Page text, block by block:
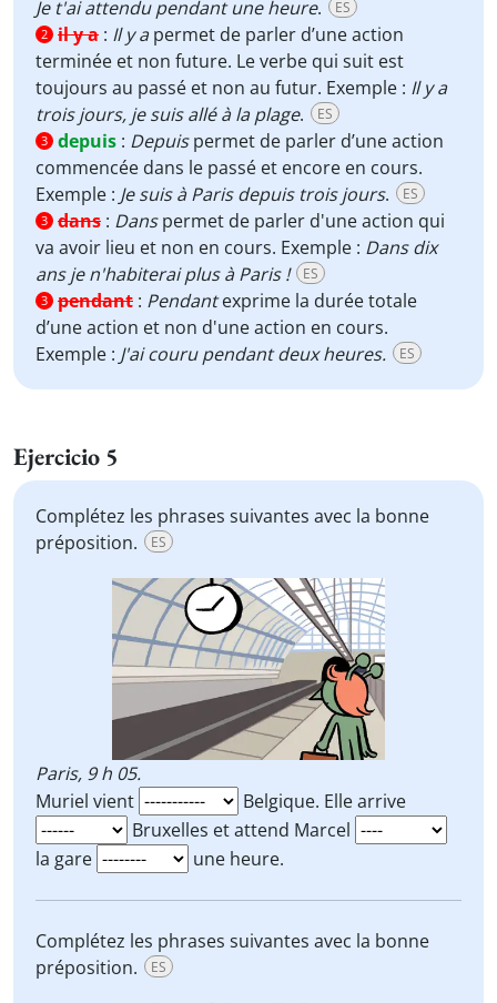
Je t'ai attendu pendant une heure. ES
2 il y a : Il y apermet de parler d’une action
terminée et non future. Le verbe qui suit est
toujours au passé et non au futur. Exemple : Il y a
trois jours, je suis allé à la plage. ES
3 depuis : Depuispermet de parler d’une action
commencée dans le passé et encore en cours.
Exemple : Je suis à Paris depuis trois jours. ES
3 dans : Danspermet de parler d'une action qui
va avoir lieu et non en cours. Exemple : Dans dix
ans je n'habiterai plus à Paris !
ES
3 pendant : Pendantexprime la durée totale
d’une action et non d'une action en cours.
Exemple : J'ai couru pendant deux heures. ES
Ejercicio 5
Complétez les phrases suivantes avec la bonne
préposition.
ES
Paris, 9 h 05.
Muriel vient
Belgique. Elle arrive
Bruxelles et attend Marcel
la gare
une heure.
Complétez les phrases suivantes avec la bonne
préposition.
ES